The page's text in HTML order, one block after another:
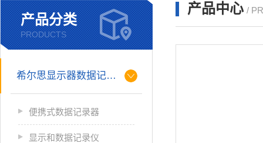
产品分类
PRODUCTS
希尔思显示器数据记录仪
便携式数据记录器
显示和数据记录仪
产品中心 /